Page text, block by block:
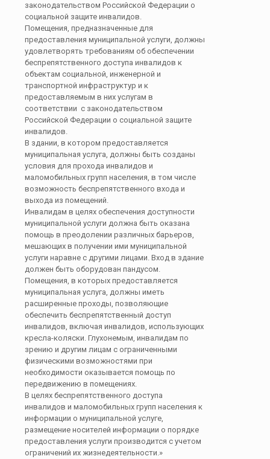
законодательством Российской Федерации о
социальной защите инвалидов.
Помещения, предназначенные для
предоставления муниципальной услуги, должны
удовлетворять требованиям об обеспечении
беспрепятственного доступа инвалидов к
объектам социальной, инженерной и
транспортной инфраструктур и к
предоставляемым в них услугам в
соответствии с законодательством
Российской Федерации о социальной защите
инвалидов.
В здании, в котором предоставляется
муниципальная услуга, должны быть созданы
условия для прохода инвалидов и
маломобильных групп населения, в том числе
возможность беспрепятственного входа и
выхода из помещений.
Инвалидам в целях обеспечения доступности
муниципальной услуги должна быть оказана
помощь в преодолении различных барьеров,
мешающих в получении ими муниципальной
услуги наравне с другими лицами. Вход в здание
должен быть оборудован пандусом.
Помещения, в которых предоставляется
муниципальная услуга, должны иметь
расширенные проходы, позволяющие
обеспечить беспрепятственный доступ
инвалидов, включая инвалидов, использующих
кресла-коляски. Глухонемым, инвалидам по
зрению и другим лицам с ограниченными
физическими возможностями при
необходимости оказывается помощь по
передвижению в помещениях.
В целях беспрепятственного доступа
инвалидов и маломобильных групп населения к
информации о муниципальной услуге,
размещение носителей информации о порядке
предоставления услуги производится с учетом
ограничений их жизнедеятельности.»